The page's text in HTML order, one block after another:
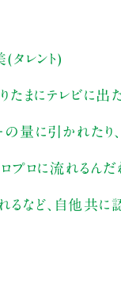
タレント)
たまにテレビに出
量に引かれたり
ロプロに流れるん
るなど、自他共に